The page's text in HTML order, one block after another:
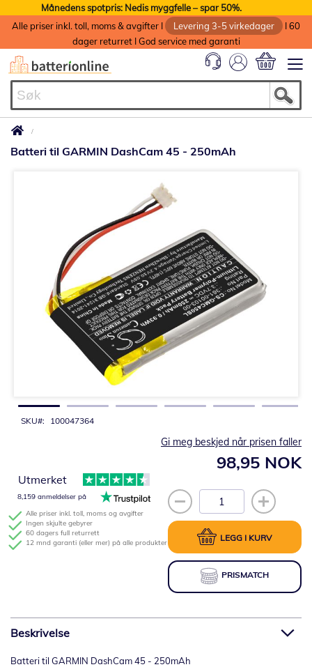
Månedens spotpris: Nedis myggfelle – spar 50%.
Alle priser inkl. toll, moms & avgifter I
Levering 3-5 virkedager
I 60
dager returret I God service med garanti
Batteri til GARMIN DashCam 45 - 250mAh
SKU 100047364
98,95 NOK
Gi meg beskjed når prisen faller
LEGG I KURV
PRISMATCH
Alle priser inkl. toll, moms og avgifter
Ingen skjulte gebyrer
60 dagers full returrett
12 mnd garanti (eller mer) på alle produkter
Utmerket
8,159 anmeldelser på
bildegalleri
Beskrivelse
Batteri til GARMIN DashCam 45 - 250mAh